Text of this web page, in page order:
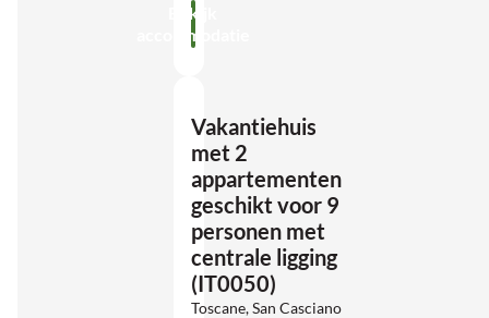
Bekijk
accommodatie
Vakantiehuis
met 2
appartementen
geschikt voor 9
personen met
centrale ligging
(IT0050)
Toscane, San Casciano